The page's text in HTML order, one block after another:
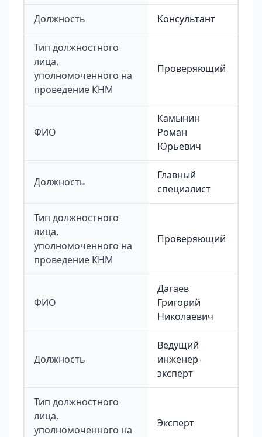
Должность Консультант
Тип должностного
лица,
уполномоченного на
проведение КНМ
Проверяющий
ФИО
Камынин
Роман
Юрьевич
Должность
Главный
специалист
Тип должностного
лица,
уполномоченного на
проведение КНМ
Проверяющий
ФИО
Дагаев
Григорий
Николаевич
Должность
Ведущий
инженер-
эксперт
Тип должностного
лица,
уполномоченного на
Эксперт